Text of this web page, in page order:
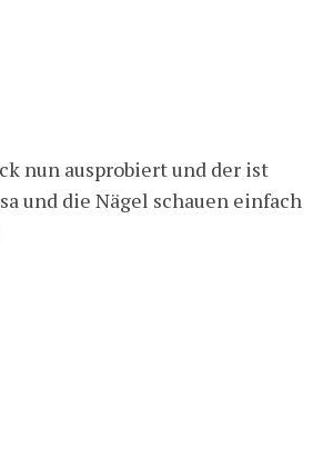
nun ausprobiert und der ist
und die Nägel schauen einfach